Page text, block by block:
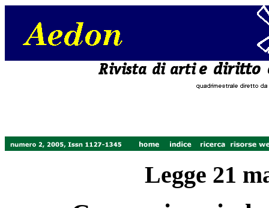
Legge 21